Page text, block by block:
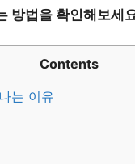
방법을 확인해보세
Contents
는 이유